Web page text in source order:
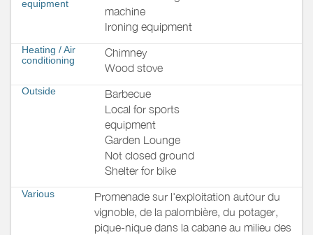
equipment
machine
Ironing equipment
Heating / Air
conditioning
Chimney
Wood stove
Outside
Barbecue
Local for sports
equipment
Garden Lounge
Not closed ground
Shelter for bike
Various
Promenade sur l'exploitation autour du
vignoble, de la palombière, du potager,
pique-nique dans la cabane au milieu des